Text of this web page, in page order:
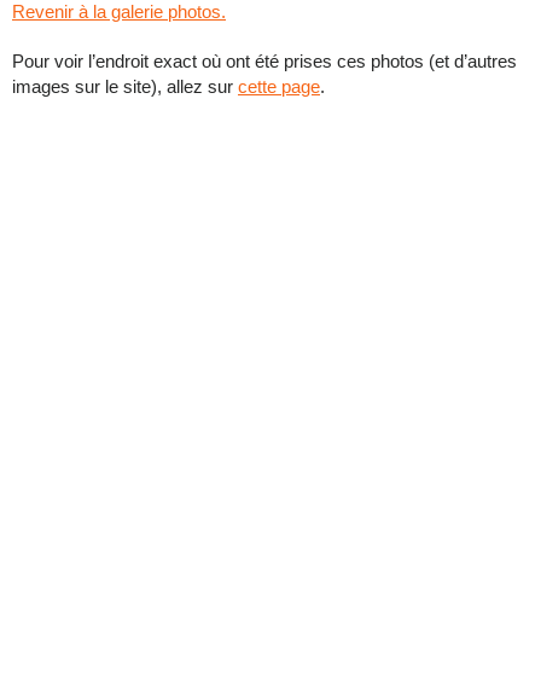
Revenir à la galerie photos.
Pour voir l’endroit exact où ont été prises ces photos (et d’autres
images sur le site), allez sur cette page.